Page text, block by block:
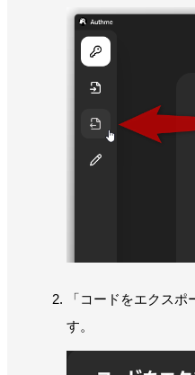
「コードをエクス
す。